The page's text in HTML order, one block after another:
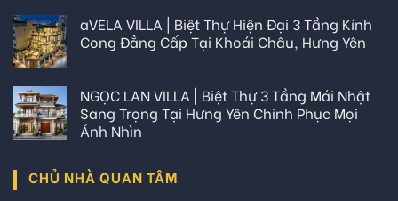
aVELA VILLA | Biệt Thự Hiện Đại 3 Tầng Kính
Cong Đẳng Cấp Tại Khoái Châu, Hưng Yên
NGỌC LAN VILLA | Biệt Thự 3 Tầng Mái Nhật
Sang Trọng Tại Hưng Yên Chinh Phục Mọi
Ánh Nhìn
CHỦ NHÀ QUAN TÂM